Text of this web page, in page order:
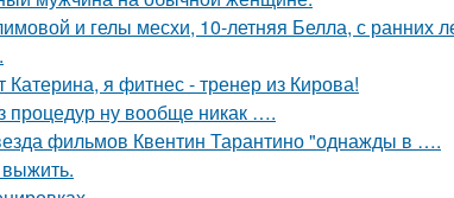
и гелы месхи, 10-летняя Белла, с ранних
Катерина, я фитнес - тренер из Кирова!
процедур ну вообще никак ….
фильмов Квентин Тарантино "однажды в ….